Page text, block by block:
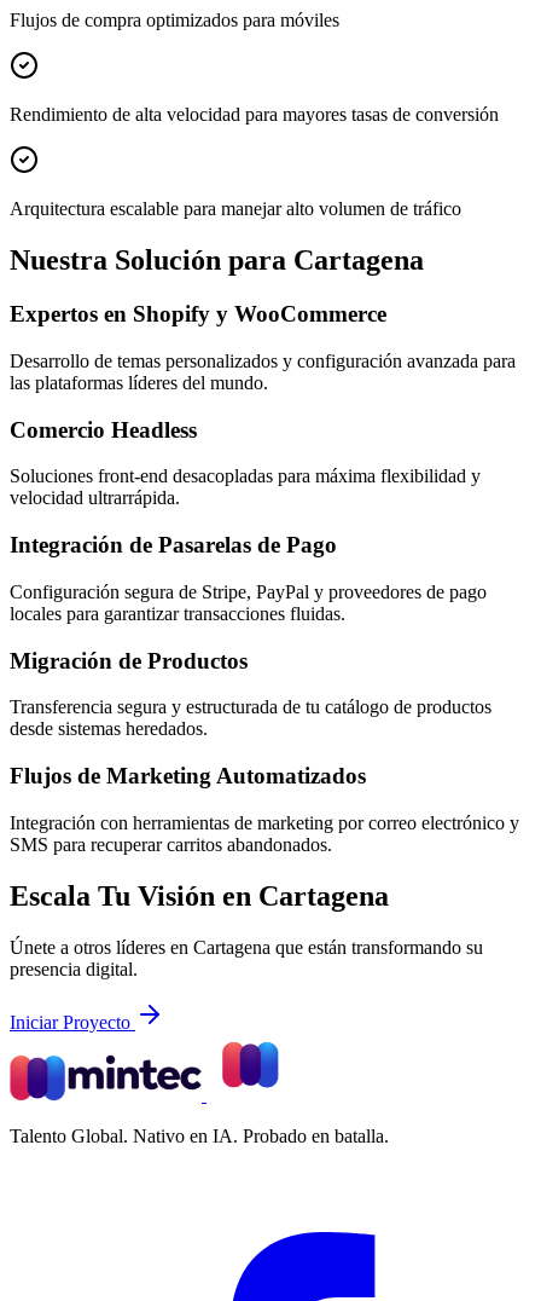
Flujos de compra optimizados para móviles
Rendimiento de alta velocidad para mayores tasas de conversión
Arquitectura escalable para manejar alto volumen de tráfico
Nuestra Solución para Cartagena
Expertos en Shopify y WooCommerce
Desarrollo de temas personalizados y configuración avanzada para
las plataformas líderes del mundo.
Comercio Headless
Soluciones front-end desacopladas para máxima flexibilidad y
velocidad ultrarrápida.
Integración de Pasarelas de Pago
Configuración segura de Stripe, PayPal y proveedores de pago
locales para garantizar transacciones fluidas.
Migración de Productos
Transferencia segura y estructurada de tu catálogo de productos
desde sistemas heredados.
Flujos de Marketing Automatizados
Integración con herramientas de marketing por correo electrónico y
SMS para recuperar carritos abandonados.
Escala Tu Visión en Cartagena
Únete a otros líderes en Cartagena que están transformando su
presencia digital.
Iniciar Proyecto
Talento Global. Nativo en IA. Probado en batalla.